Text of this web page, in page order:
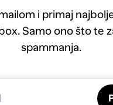
i primaj
Samo ono što te
spammanja.